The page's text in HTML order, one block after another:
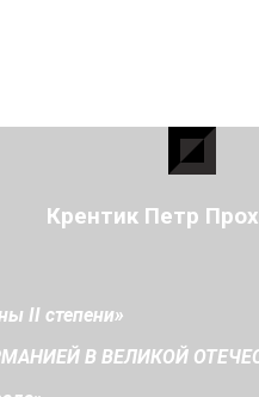
Крентик Петр
II степени»
В ВЕЛИКОЙ